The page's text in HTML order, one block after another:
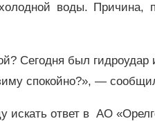
воды. Причина,
Сегодня был
спокойно?», —
ответ в АО